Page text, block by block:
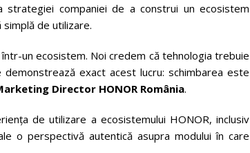
companiei de a construi un ecosistem
de utilizare.
un ecosistem. Noi credem că tehnologia trebuie
exact acest lucru: schimbarea este
Director HONOR România.
de utilizare a ecosistemului HONOR, inclusiv
o perspectivă autentică asupra modului în care